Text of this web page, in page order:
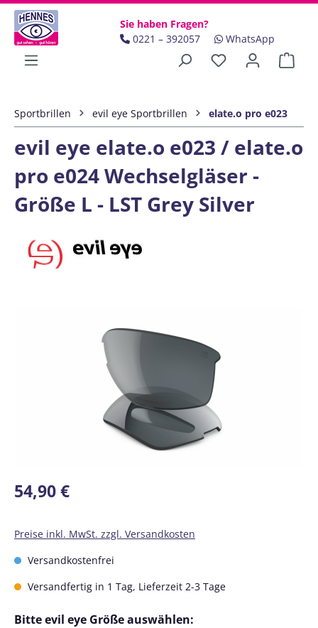
Zum Hauptinhalt springen
Sie haben Fragen?
0221 – 392057
WhatsApp
Sportbrillen evil eye Sportbrillen elate.o pro e023
evil eye elate.o e023 / elate.o
pro e024 Wechselgläser -
Größe L - LST Grey Silver
Regulärer Preis:
54,90 €
Preise inkl. MwSt. zzgl. Versandkosten
Versandkostenfrei
Versandfertig in 1 Tag, Lieferzeit 2-3 Tage
Bitte evil eye Größe auswählen: